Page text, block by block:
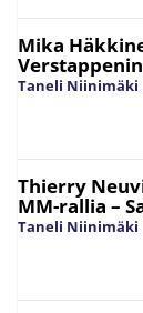
Mika
Taneli Niinimäki
Thierry
MM-rallia –
Taneli Niinimäki